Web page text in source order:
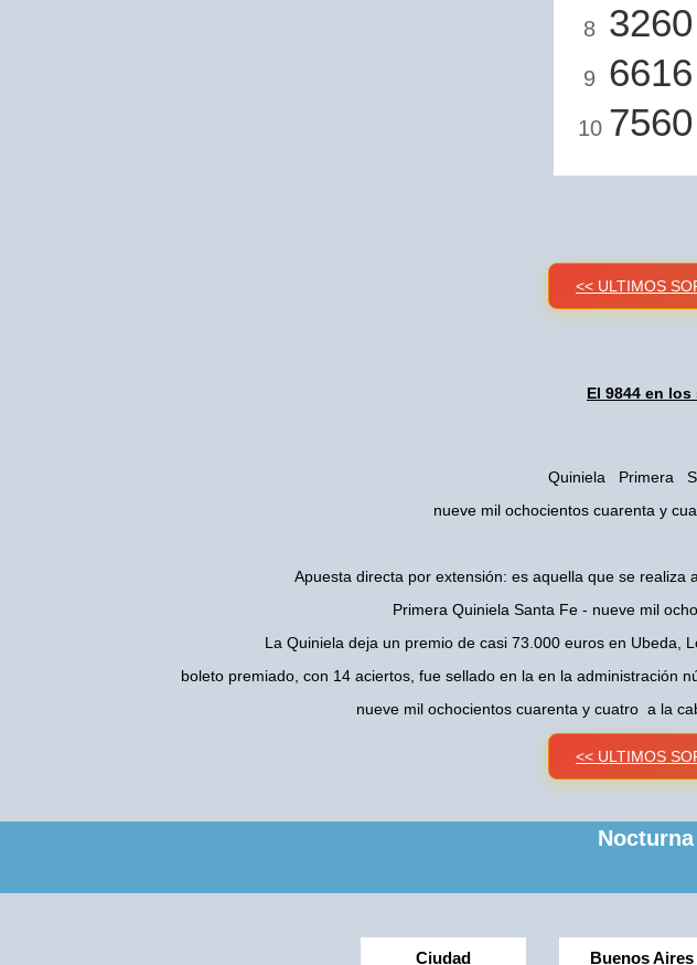
8 3260
9 6616
10 7560
<< ULTIMOS
El 9844 en
Quiniela Primera
nueve mil ochocientos cuarenta y
Apuesta directa por extensión: es aquella que se
Primera Quiniela Santa Fe - nueve mil
La Quiniela deja un premio de casi 73.000 euros en Ubeda,
boleto premiado, con 14 aciertos, fue sellado en la en la administración
nueve mil ochocientos cuarenta y cuatro a la
<< ULTIMOS
Ciudad Buenos Aires